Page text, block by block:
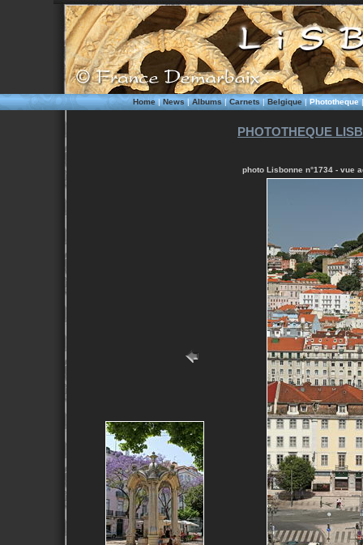
Home|News|Albums|Carnets|Belgique|Phototheque
PHOTOTHEQUE
photo Lisbonne n°1734 - vue